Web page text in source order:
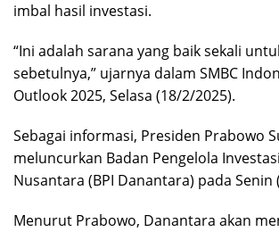
imbal hasil investasi.
“Ini adalah sarana yang baik sekali
sebetulnya,” ujarnya dalam SMBC
Outlook 2025, Selasa (18/2/2025).
Sebagai informasi, Presiden Prabowo
meluncurkan Badan Pengelola
Nusantara (BPI Danantara) pada Senin
Menurut Prabowo, Danantara akan